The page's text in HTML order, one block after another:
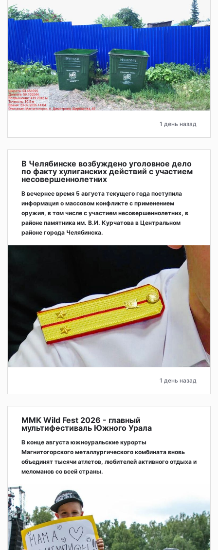
1 день назад
В Челябинске возбуждено уголовное дело
по факту хулиганских действий с участием
несовершеннолетних
В вечернее время 5 августа текущего года поступила
информация о массовом конфликте с применением
оружия, в том числе с участием несовершеннолетних, в
районе памятника им. В.И. Курчатова в Центральном
районе города Челябинска.
1 день назад
ММК Wild Fest 2026 - главный
мультифестиваль Южного Урала
В конце августа южноуральские курорты
Магнитогорского металлургического комбината вновь
объединят тысячи атлетов, любителей активного отдыха и
меломанов со всей страны.